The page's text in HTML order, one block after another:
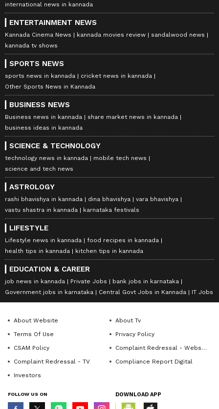
international news in kannada
ENTERTAINMENT NEWS
Kannada Cinema News kannada movies review
sandalwood news
kannada tv shows
SPORTS NEWS
sports news in kannada
cricket news in kannada
Other Sports News in Kannada
BUSINESS NEWS
Business news in kannada
share market news in kannada
business ideas in kannada
SCIENCE & TECHNOLOGY
technology news in kannada
mobile tech news
science and tech news
ASTROLOGY
rashi bhavishya in kannada dina bhavishya
vara bhavishya
vastu shastra in kannada
karnataka festivals
LIFESTYLE
Lifestyle news in kannada
food recipes in kannada
health tips in kannada
kitchen tips in kannada
EDUCATION & CAREER
job news in kannada Private Jobs
bank jobs in karnataka
Government jobs in karnataka
Central Govt Jobs in Kannada IT Jobs
About Website
About Tv
Terms Of Use
Privacy Policy
CSAM Policy
Complaint Redressal - Website
Complaint Redressal - TV
Compliance Report Digital
Investors
FOLLOW US ON DOWNLOAD APP